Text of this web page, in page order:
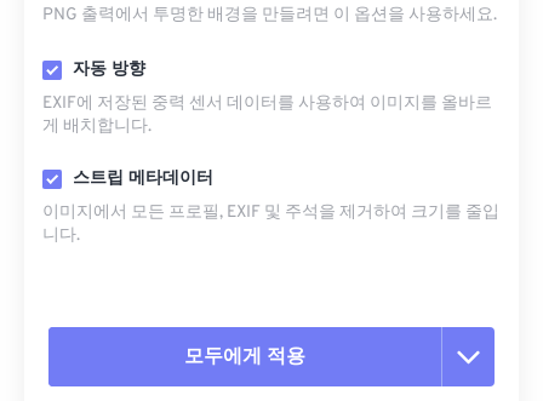
PNG 출력에서 ​​투명한 배경을 만들려면 이 옵션을 사용하세요.
자동 방향
EXIF에 저장된 중력 센서 데이터를 사용하여 이미지를 올바르
게 배치합니다.
스트립 메타데이터
이미지에서 모든 프로필, EXIF ​​및 주석을 제거하여 크기를 줄입
니다.
모두에게 적용